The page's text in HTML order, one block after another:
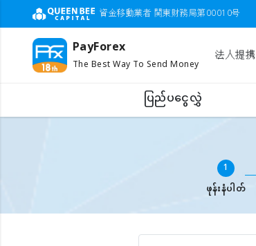
資金移動業者 関東財務局第00010号
PayForex
The Best Way To Send Money 法人提携
ပြည်ပငွေလွှဲ
မိုဘိုင်းနံပါတ် ဖြည့်ပါ
1
ဖုန်းနံပါတ်